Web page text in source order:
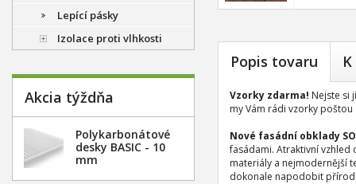
Popis tovaru
Vzorky zdarma! Nejste si
my Vám rádi vzorky
Nové fasádní obklady
fasádami. Atraktivní
materiály a nejmodernější
dokonale napodobit
Lepící pásky
Izolace proti vlhkosti
Akcia týždňa
Polykarbonátové
desky BASIC - 10
mm